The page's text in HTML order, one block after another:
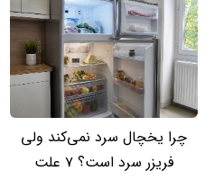
چرا یخچال سرد نمی‌کند ولی
فریزر سرد است؟ 7 علت